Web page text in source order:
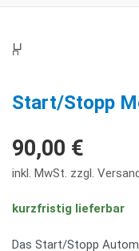
Start/Stopp
90,00 €
inkl. MwSt. zzgl.
kurzfristig lieferbar
Das Start/Stopp